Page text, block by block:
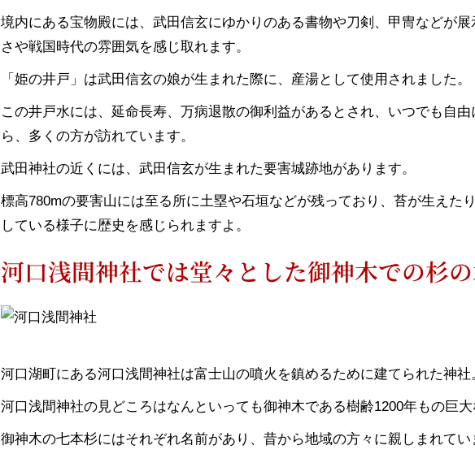
境内にある宝物殿には、武田信玄にゆかりのある書物や刀剣、甲冑などが
さや戦国時代の雰囲気を感じ取れます。
「姫の井戸」は武田信玄の娘が生まれた際に、産湯として使用されました。
この井戸水には、延命長寿、万病退散の御利益があるとされ、いつでも自
ら、多くの方が訪れています。
武田神社の近くには、武田信玄が生まれた要害城跡地があります。
標高780mの要害山には至る所に土塁や石垣などが残っており、苔が生えた
している様子に歴史を感じられますよ。
河口浅間神社では堂々とした御神木での杉
河口湖町にある河口浅間神社は富士山の噴火を鎮めるために建てられた神社
河口浅間神社の見どころはなんといっても御神木である樹齢1200年もの巨大
御神木の七本杉にはそれぞれ名前があり、昔から地域の方々に親しまれてい